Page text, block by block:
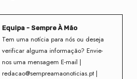
Equipa - Sempre À Mão
Tem uma notícia para nós ou deseja
verificar alguma informação? Envie-
nos uma mensagem E-mail |
redacao@sempreamaonoticias.pt |